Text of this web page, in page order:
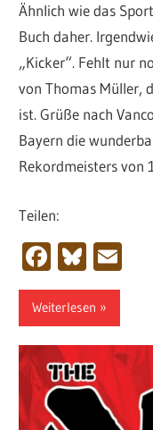
Ähnlich wie das
Buch daher.
„Kicker“. Fehlt nur
von Thomas Müller,
ist. Grüße nach
Bayern die
Rekordmeisters von
Teilen:
Facebook
Weiterlesen